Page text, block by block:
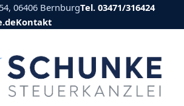
06406 BernburgTel. 03471/316424
Kontakt